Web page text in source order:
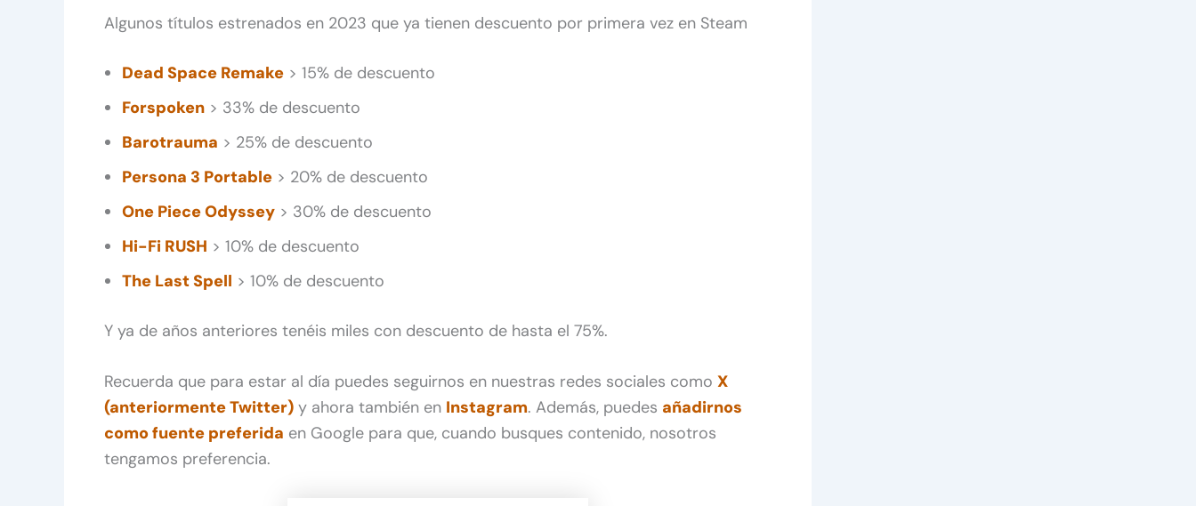
Algunos títulos estrenados en 2023 que ya tienen descuento por primera vez en Steam
Dead Space Remake > 15% de descuento
Forspoken > 33% de descuento
Barotrauma > 25% de descuento
Persona 3 Portable > 20% de descuento
One Piece Odyssey > 30% de descuento
Hi-Fi RUSH > 10% de descuento
The Last Spell > 10% de descuento
Y ya de años anteriores tenéis miles con descuento de hasta el 75%.
Recuerda que para estar al día puedes seguirnos en nuestras redes sociales como X
(anteriormente Twitter) y ahora también en Instagram. Además, puedes añadirnos
como fuente preferida en Google para que, cuando busques contenido, nosotros
tengamos preferencia.